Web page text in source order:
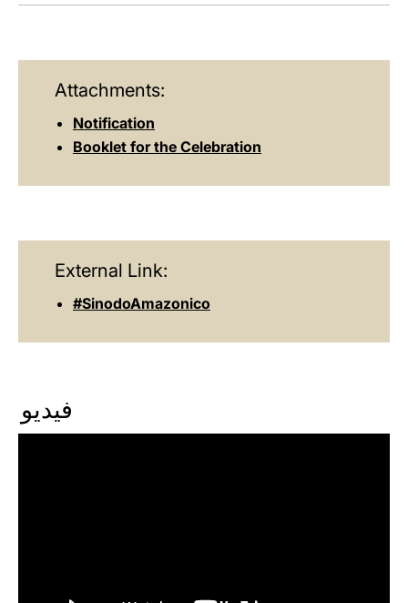
Attachments:
Notification
Booklet for the Celebration
External Link:
#SinodoAmazonico
فيديو